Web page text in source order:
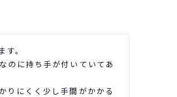
。
のに持ち手が付いていてあ
りにくく少し手間がかかる